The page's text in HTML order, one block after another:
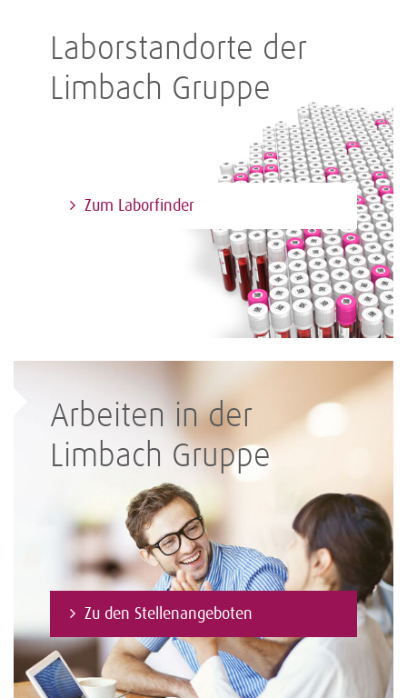
Laborstandorte der
Limbach Gruppe
Zum Laborfinder
Arbeiten in der
Limbach Gruppe
Zu den Stellenangeboten